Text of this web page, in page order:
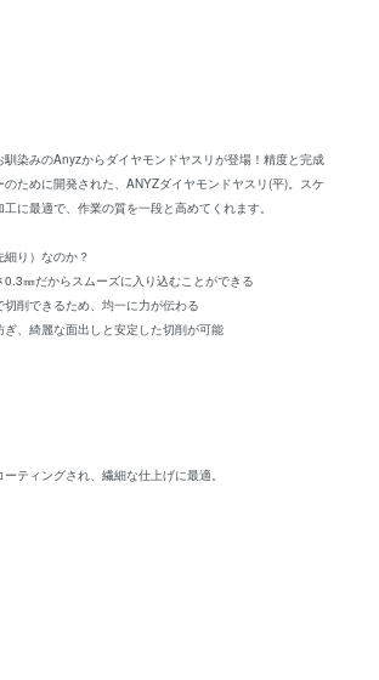
馴染みのAnyzからダイヤモンドヤスリが登場！精度と完成
のために開発された、ANYZダイヤモンドヤスリ(平)。スケ
に最適で、作業の質を一段と高めてくれます。
り）なのか？
0.3㎜だからスムーズに入り込むことができる
切削できるため、均一に力が伝わる
ぎ、綺麗な面出しと安定した切削が可能
ティングされ、繊細な仕上げに最適。